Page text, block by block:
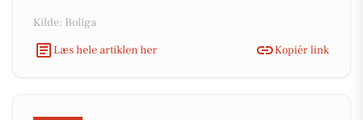
Kilde: Boliga
Læs hele artiklen her
Kopiér link